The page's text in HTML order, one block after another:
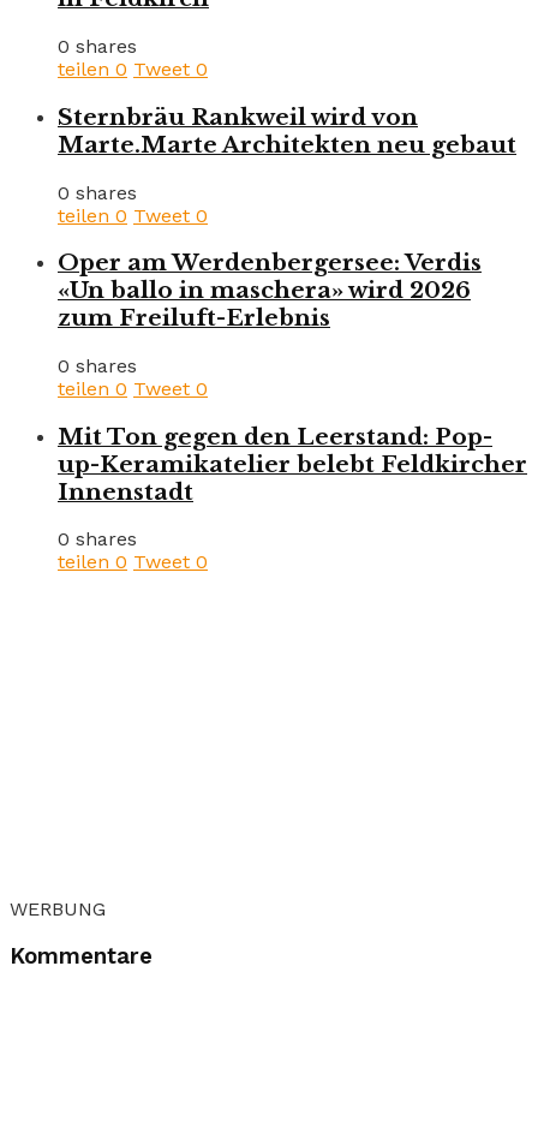
0 shares
teilen 0 Tweet 0
Sternbräu Rankweil wird von
Marte.Marte Architekten neu gebaut
0 shares
teilen 0 Tweet 0
Oper am Werdenbergersee: Verdis
«Un ballo in maschera» wird 2026
zum Freiluft-Erlebnis
0 shares
teilen 0 Tweet 0
Mit Ton gegen den Leerstand: Pop-
up-Keramikatelier belebt Feldkircher
Innenstadt
0 shares
teilen 0 Tweet 0
WERBUNG
Kommentare